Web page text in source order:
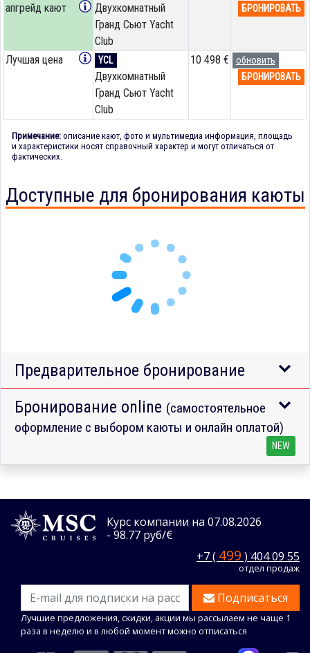
апгрейд кают
Двухкомнатный
Гранд Сьют Yacht
Club
БРОНИРОВАТЬ
Лучшая цена YCL
Двухкомнатный
Гранд Сьют Yacht
Club
10 498 €
обновить
БРОНИРОВАТЬ
Примечание: описание кают, фото и мультимедиа информация, площадь
и характеристики носят справочный характер и могут отличаться от
фактических.
Доступные для бронирования каюты
Предварительное бронирование
Бронирование online (самостоятельное
оформление с выбором каюты и онлайн оплатой)
NEW
Курс компании на 07.08.2026
- 98.77 руб/€
+7 ( 499 ) 404 09 55
отдел продаж
Подписаться
Лучшие предложения, скидки, акции мы рассылаем не чаще 1
раза в неделю и в любой момент можно отписаться